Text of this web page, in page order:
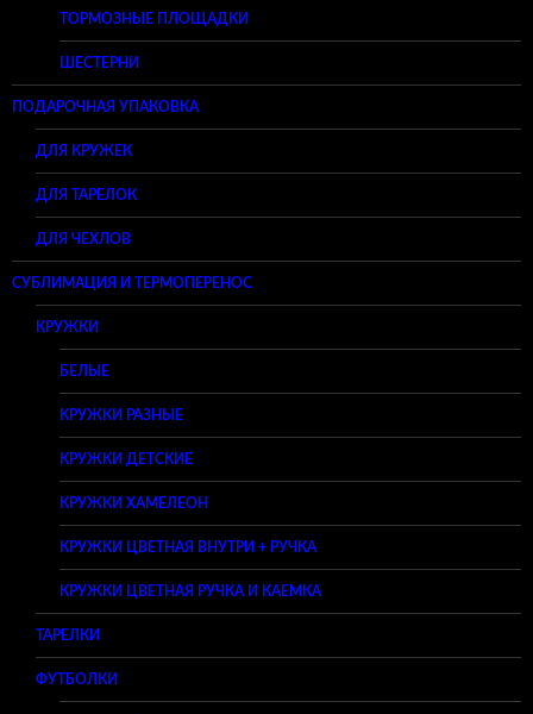
ТОРМОЗНЫЕ ПЛОЩАДКИ
ШЕСТЕРНИ
ПОДАРОЧНАЯ УПАКОВКА
ДЛЯ КРУЖЕК
ДЛЯ ТАРЕЛОК
ДЛЯ ЧЕХЛОВ
СУБЛИМАЦИЯ И ТЕРМОПЕРЕНОС
КРУЖКИ
БЕЛЫЕ
КРУЖКИ РАЗНЫЕ
КРУЖКИ ДЕТСКИЕ
КРУЖКИ ХАМЕЛЕОН
КРУЖКИ ЦВЕТНАЯ ВНУТРИ + РУЧКА
КРУЖКИ ЦВЕТНАЯ РУЧКА И КАЕМКА
ТАРЕЛКИ
ФУТБОЛКИ